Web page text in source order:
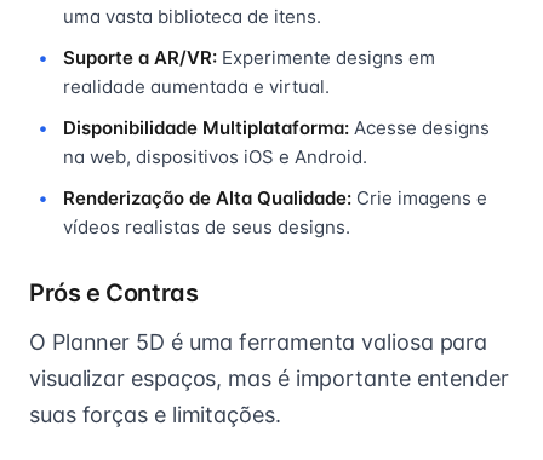
uma vasta biblioteca de itens.
Suporte a AR/VR: Experimente designs em
realidade aumentada e virtual.
Disponibilidade Multiplataforma: Acesse designs
na web, dispositivos iOS e Android.
Renderização de Alta Qualidade: Crie imagens e
vídeos realistas de seus designs.
Prós e Contras
O Planner 5D é uma ferramenta valiosa para
visualizar espaços, mas é importante entender
suas forças e limitações.